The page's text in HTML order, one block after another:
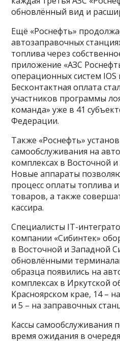
обновлённый вид и
Ещё «Роснефть»
автозаправочных
топлива через
приложение «АЗС
операционных систем IOS
Бесконтактная оплата
участников программы
команда» уже в 41
Федерации.
Также «Роснефть»
самообслуживания на
комплексах в Восточной
Новые аппараты
процесс оплаты топлива
товаров, а также
кассира.
Специалисты IT-
компании «Сибинтек»
в Восточной и Западной
обновлёнными
образца появились на
комплексах в Иркутской
Красноярском крае, 14 –
и 5 – на заправочных
Кассы самообслуживания
время ожидания в